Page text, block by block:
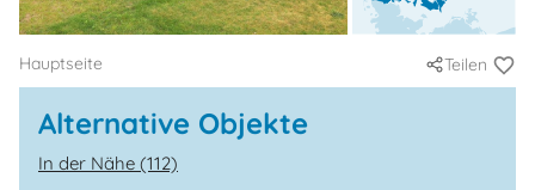
Hauptseite Teilen
Alternative Objekte
In der Nähe (112)